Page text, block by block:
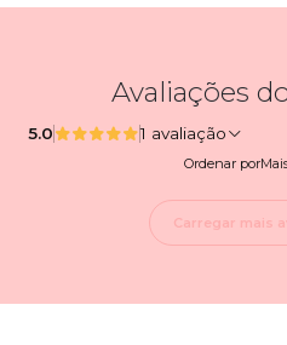
Avaliações
5.0 1 avaliação
Ordenar por
Carregar mais